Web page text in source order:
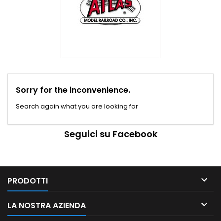
Sorry for the inconvenience.
Search again what you are looking for
Seguici su Facebook
PRODOTTI 
LA NOSTRA AZIENDA 